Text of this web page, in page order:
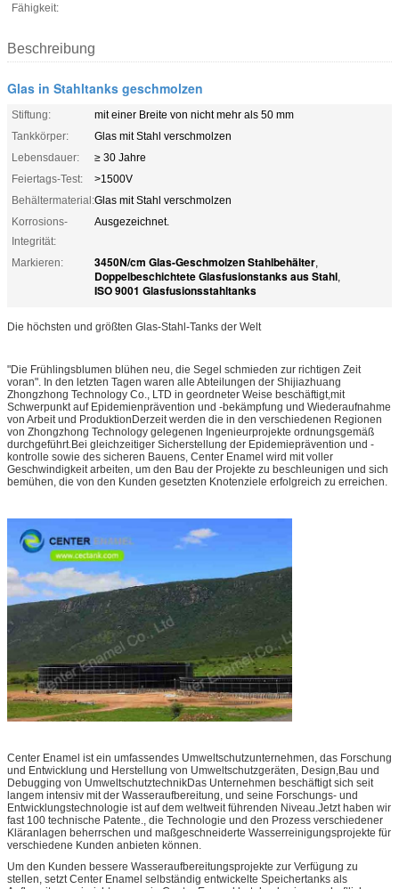
Fähigkeit:
Beschreibung
Glas in Stahltanks geschmolzen
Stiftung:
mit einer Breite von nicht mehr als 50 mm
Tankkörper:
Glas mit Stahl verschmolzen
Lebensdauer:
≥ 30 Jahre
Feiertags-Test:
>1500V
Behältermaterial:Glas mit Stahl verschmolzen
Korrosions-
Integrität:
Ausgezeichnet.
Markieren: 3450N/cm Glas-Geschmolzen Stahlbehälter,
Doppelbeschichtete Glasfusionstanks aus Stahl,
ISO 9001 Glasfusionsstahltanks
Die höchsten und größten Glas-Stahl-Tanks der Welt
"Die Frühlingsblumen blühen neu, die Segel schmieden zur richtigen Zeit
voran". In den letzten Tagen waren alle Abteilungen der Shijiazhuang
Zhongzhong Technology Co., LTD in geordneter Weise beschäftigt,mit
Schwerpunkt auf Epidemienprävention und -bekämpfung und Wiederaufnahme
von Arbeit und ProduktionDerzeit werden die in den verschiedenen Regionen
von Zhongzhong Technology gelegenen Ingenieurprojekte ordnungsgemäß
durchgeführt.Bei gleichzeitiger Sicherstellung der Epidemieprävention und -
kontrolle sowie des sicheren Bauens, Center Enamel wird mit voller
Geschwindigkeit arbeiten, um den Bau der Projekte zu beschleunigen und sich
bemühen, die von den Kunden gesetzten Knotenziele erfolgreich zu erreichen.
Center Enamel ist ein umfassendes Umweltschutzunternehmen, das Forschung
und Entwicklung und Herstellung von Umweltschutzgeräten, Design,Bau und
Debugging von UmweltschutztechnikDas Unternehmen beschäftigt sich seit
langem intensiv mit der Wasseraufbereitung, und seine Forschungs- und
Entwicklungstechnologie ist auf dem weltweit führenden Niveau.Jetzt haben wir
fast 100 technische Patente., die Technologie und den Prozess verschiedener
Kläranlagen beherrschen und maßgeschneiderte Wasserreinigungsprojekte für
verschiedene Kunden anbieten können.
Um den Kunden bessere Wasseraufbereitungsprojekte zur Verfügung zu
stellen, setzt Center Enamel selbständig entwickelte Speichertanks als